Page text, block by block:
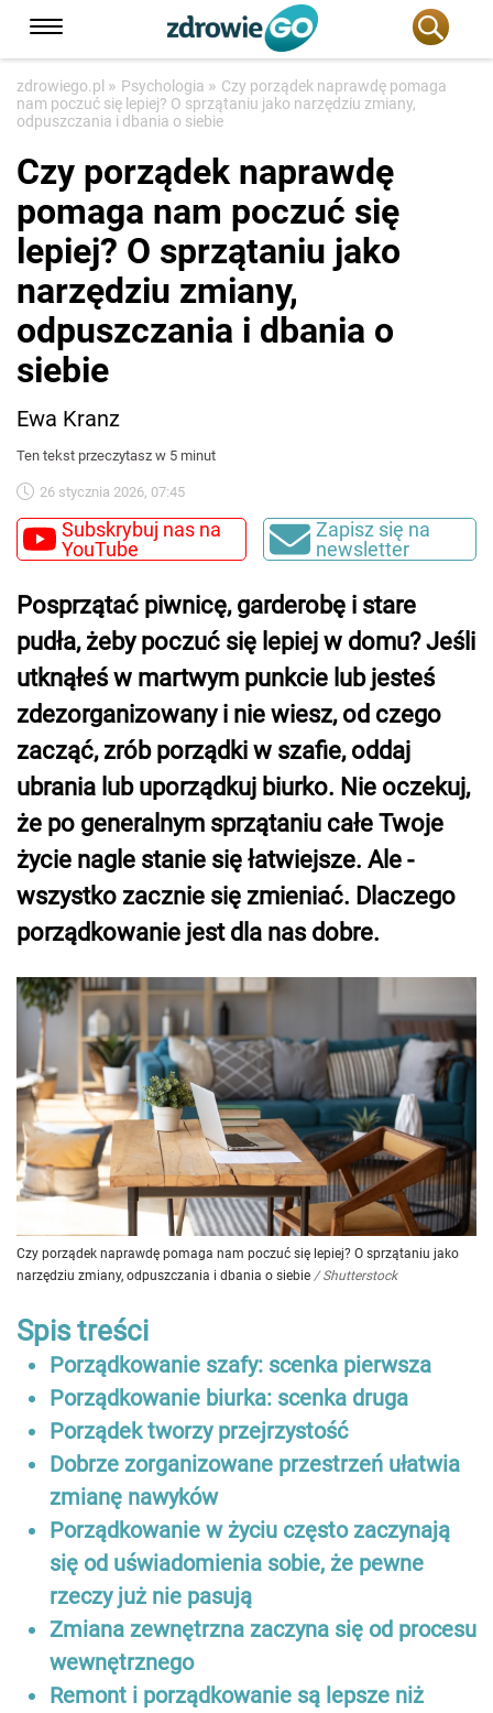
zdrowiego.pl » Psychologia » Czy porządek naprawdę pomaga
nam poczuć się lepiej? O sprzątaniu jako narzędziu zmiany,
odpuszczania i dbania o siebie
Czy porządek naprawdę
pomaga nam poczuć się
lepiej? O sprzątaniu jako
narzędziu zmiany,
odpuszczania i dbania o
siebie
Ewa Kranz
Ten tekst przeczytasz w 5 minut
26 stycznia 2026, 07:45
Subskrybuj nas na
YouTube
Zapisz się na
newsletter
Posprzątać piwnicę, garderobę i stare
pudła, żeby poczuć się lepiej w domu? Jeśli
utknąłeś w martwym punkcie lub jesteś
zdezorganizowany i nie wiesz, od czego
zacząć, zrób porządki w szafie, oddaj
ubrania lub uporządkuj biurko. Nie oczekuj,
że po generalnym sprzątaniu całe Twoje
życie nagle stanie się łatwiejsze. Ale -
wszystko zacznie się zmieniać. Dlaczego
porządkowanie jest dla nas dobre.
Czy porządek naprawdę pomaga nam poczuć się lepiej? O sprzątaniu jako
narzędziu zmiany, odpuszczania i dbania o siebie / Shutterstock
Spis treści
Porządkowanie szafy: scenka pierwsza
Porządkowanie biurka: scenka druga
Porządek tworzy przejrzystość
Dobrze zorganizowane przestrzeń ułatwia
zmianę nawyków
Porządkowanie w życiu często zaczynają
się od uświadomienia sobie, że pewne
rzeczy już nie pasują
Zmiana zewnętrzna zaczyna się od procesu
wewnętrznego
Remont i porządkowanie są lepsze niż